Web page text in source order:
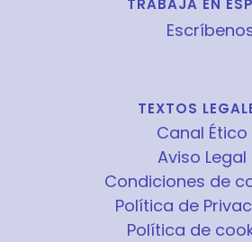
TRABAJA EN
TEXTOS
Canal Ético
Aviso Legal
Condiciones de
Política de
Política de